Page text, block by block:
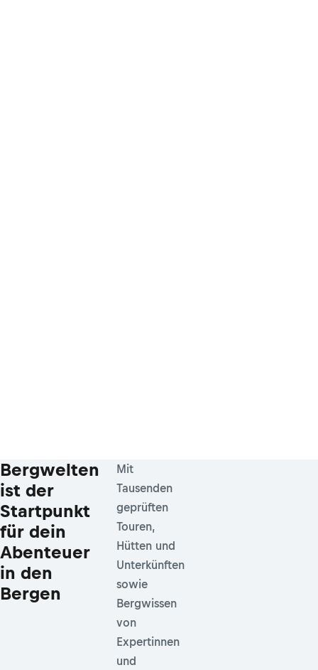
Bergwelten
ist der
Startpunkt
für dein
Abenteuer
in den
Bergen
Mit
Tausenden
geprüften
Touren,
Hütten und
Unterkünften
sowie
Bergwissen
von
Expertinnen
und